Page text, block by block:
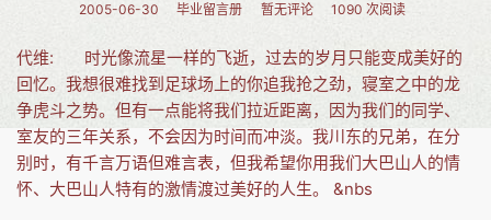
2005-06-30 毕业留言册 暂无评论 1090 次阅读
代维: 时光像流星一样的飞逝，过去的岁月只能变成美好的
回忆。我想很难找到足球场上的你追我抢之劲，寝室之中的龙
争虎斗之势。但有一点能将我们拉近距离，因为我们的同学、
室友的三年关系，不会因为时间而冲淡。我川东的兄弟，在分
别时，有千言万语但难言表，但我希望你用我们大巴山人的情
怀、大巴山人特有的激情渡过美好的人生。 &nbs